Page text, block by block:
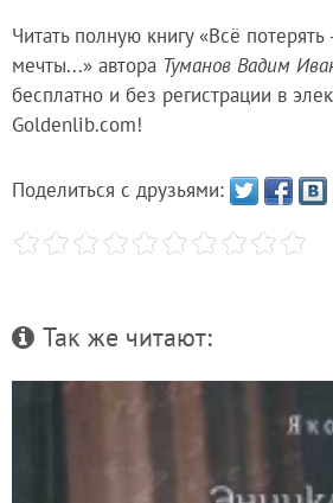
Читать полную книгу «Всё потерять
мечты...» автора Туманов Вадим
бесплатно и без регистрации в
Goldenlib.com!
Поделиться с друзьями:
Так же читают: